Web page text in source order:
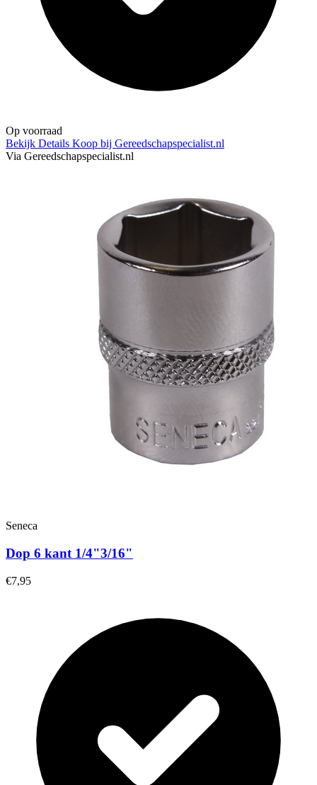
Op voorraad
Bekijk Details Koop bij Gereedschapspecialist.nl
Via Gereedschapspecialist.nl
Seneca
Dop 6 kant 1/4"3/16"
€7,95